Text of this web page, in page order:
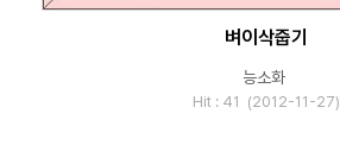
벼이삭줍기
능소화
Hit : 41 (2012-11-27)